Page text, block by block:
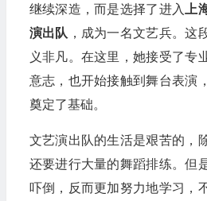
继续深造，而是选择了进入
上
演出队 ，成为一名文艺兵。这
义非凡。在这里，她接受了专
意志，也开始接触到舞台表演
奠定了基础。
文艺演出队的生活是艰苦的，
还要进行大量的舞蹈排练。但
吓倒，反而更加努力地学习，